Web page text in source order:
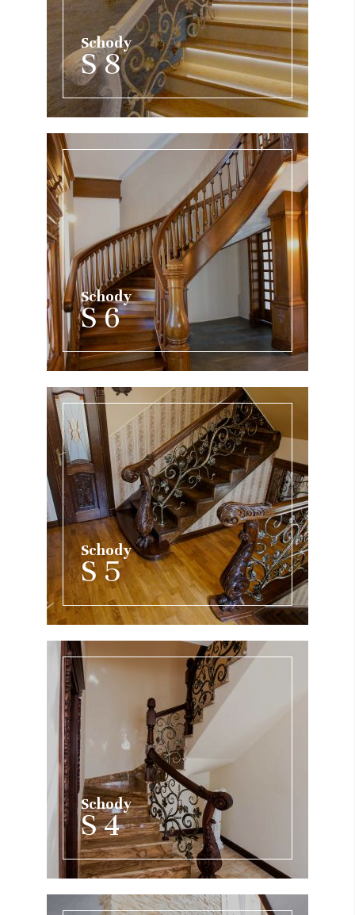
Schody
S 8
Schody
S 6
Schody
S 5
Schody
S 4